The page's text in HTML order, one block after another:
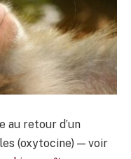
au retour d’un
(oxytocine) — voir